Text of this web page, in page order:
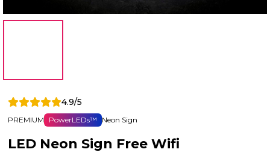
4.9/5
PREMIUM PowerLEDs™ Neon Sign
LED Neon Sign Free Wifi